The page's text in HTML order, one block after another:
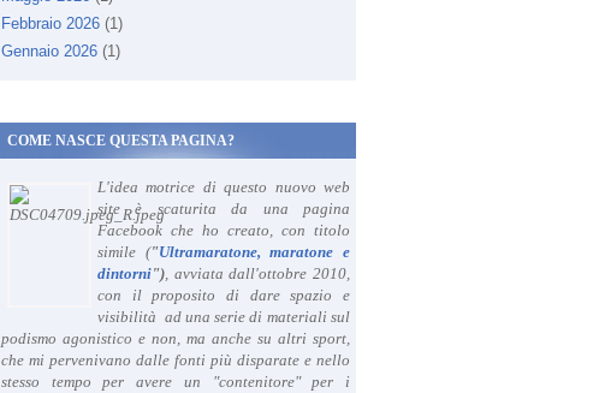
Febbraio 2026 (1)
Gennaio 2026 (1)
COME NASCE QUESTA PAGINA?
L'idea motrice di questo nuovo web
site è scaturita da una pagina
Facebook che ho creato, con titolo
simile ("Ultramaratone, maratone e
dintorni"), avviata dall'ottobre 2010,
con il proposito di dare spazio e
visibilità ad una serie di materiali sul
podismo agonistico e non, ma anche su altri sport,
che mi pervenivano dalle fonti più disparate e nello
stesso tempo per avere un "contenitore" per i